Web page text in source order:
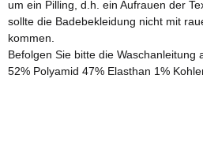
um ein Pilling, d.h. ein Aufrauen der
sollte die Badebekleidung nicht mit
kommen.
Befolgen Sie bitte die Waschanleitung
52% Polyamid 47% Elasthan 1%